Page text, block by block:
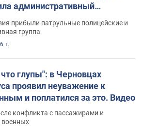
административный
прибыли патрульные полицейские и
группа
т.
глупы": в Черновцах
проявил неуважение к
и поплатился за это. Видео
конфликта с пассажирами и
военных